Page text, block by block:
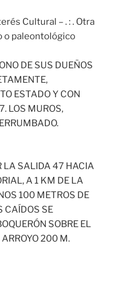
Cultural – . : . Otra
o paleontológico
DE SUS DUEÑOS
ESTADO Y CON
LOS MUROS,
LA SALIDA 47 HACIA
A 1 KM DE LA
100 METROS DE
CAÍDOS SE
SOBRE EL
ARROYO 200 M.